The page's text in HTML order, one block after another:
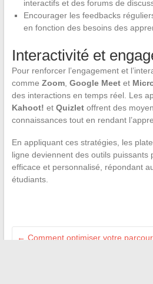
interactifs et des forums de
Encourager les feedbacks
en fonction des besoins des
Interactivité et
Pour renforcer l’engagement et
comme Zoom, Google Meetet
des interactions en temps réel. Les
Kahoot! et Quizletoffrent des
connaissances tout en rendant
En appliquant ces stratégies, les
ligne deviennent des outils puissants
efficace et personnalisé, répondant
étudiants.
← Comment optimiser votre